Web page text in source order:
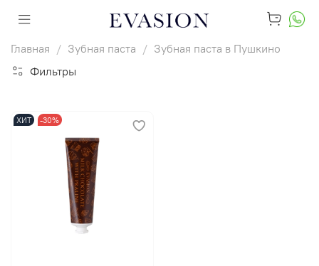
Главная Зубная паста
Зубная паста в Пушкино
Фильтры
ХИТ -30%